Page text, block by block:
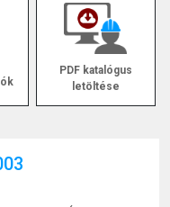
PDF katalógus
letöltése